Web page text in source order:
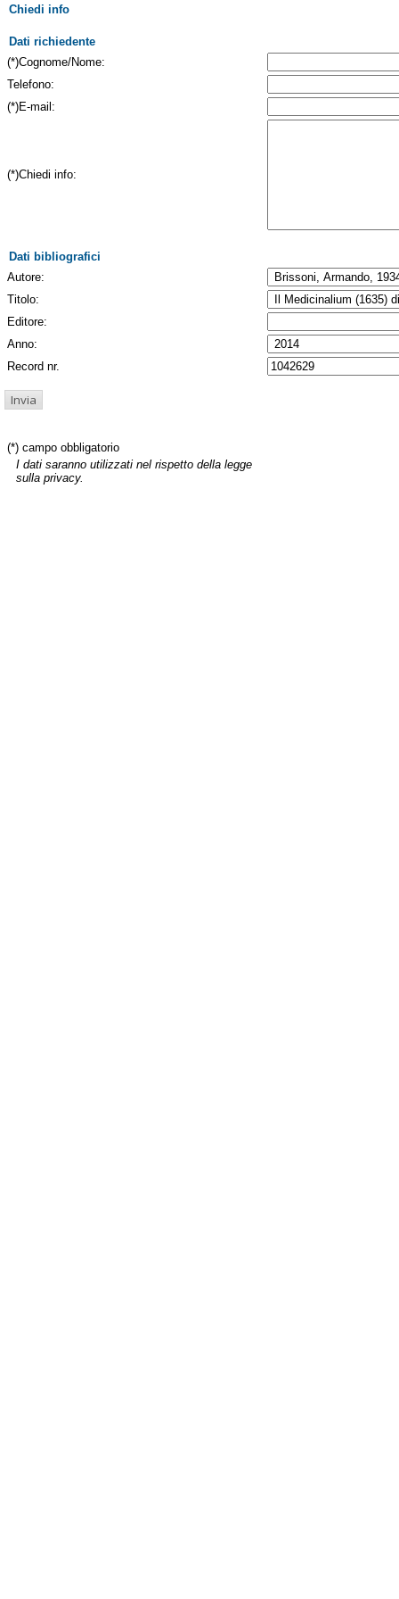
Chiedi info
Dati richiedente
(*)Cognome/Nome:
Telefono:
(*)E-mail:
(*)Chiedi info:
Dati bibliografici
Autore:
Titolo:
Editore:
Anno:
Record nr.
(*) campo obbligatorio
I dati saranno utilizzati nel rispetto della legge
sulla privacy.